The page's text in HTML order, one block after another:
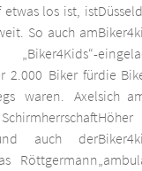
etwas los ist, ist
So auch am
2.000 Biker für
waren. Axel
auch der
Röttgermann
die
sich
Höher